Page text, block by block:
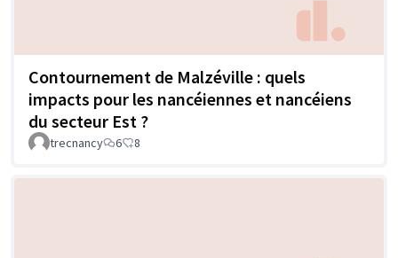
Contournement de Malzéville : quels
impacts pour les nancéiennes et nancéiens
du secteur Est ?
trecnancy 6 8